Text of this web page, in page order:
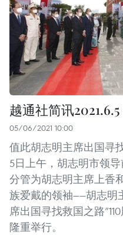
越通社简讯2021.6.5
05/06/2021 10:00
值此胡志明主席出国寻
5日上午，胡志明市领
分管为胡志明主席上香
族爱戴的领袖——胡志明
席出国寻找救国之路
隆重举行。